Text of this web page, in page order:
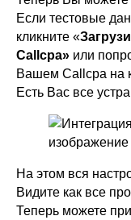
Если тестовые
кликните «
Callcpa» или
Вашем Callcpa на
Есть Вас все
На этом вся
Видите как все
Теперь можете